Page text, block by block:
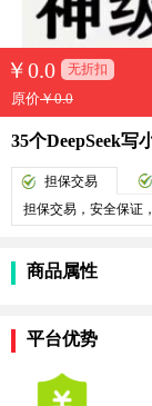
￥0.0 无折扣
原价￥0.0
35个DeepSeek写
担保交易
担保交易，安全保证
商品属性
平台优势